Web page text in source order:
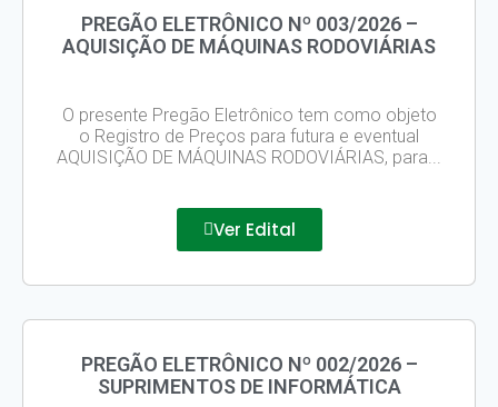
Público
Dispensa de
Licitação
X
PREGÃO ELETRÔNICO Nº 003/2026 –
AQUISIÇÃO DE MÁQUINAS RODOVIÁRIAS
O presente Pregão Eletrônico tem como objeto
o Registro de Preços para futura e eventual
AQUISIÇÃO DE MÁQUINAS RODOVIÁRIAS, para...
Ver Edital
PREGÃO ELETRÔNICO Nº 002/2026 –
SUPRIMENTOS DE INFORMÁTICA